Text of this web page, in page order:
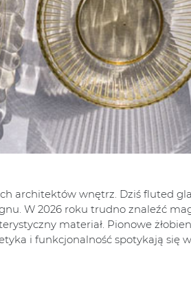
architektów wnętrz. Dziś fluted
W 2026 roku trudno znaleźć
materiał. Pionowe
i funkcjonalność spotykają się